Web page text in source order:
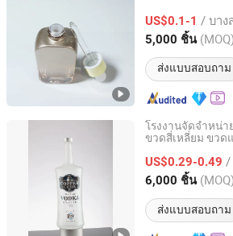
US$0.1-1 / บาง
5,000 ชิ้น (MOQ)
ส่งแบบสอบถาม
Zhejiang, China อัตราจาก
โรงงานจัดจำหน่า
ขวดสี่เหลี่ยม ขวด
ขวดสุรา
US$0.29-0.49 /
6,000 ชิ้น (MOQ)
ส่งแบบสอบถาม
Shandong Ruisheng Import and
Shandong, China อัตราจา